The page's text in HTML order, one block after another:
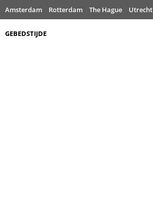
Amsterdam Rotterdam The Hague Utrecht
GEBEDSTIJDE